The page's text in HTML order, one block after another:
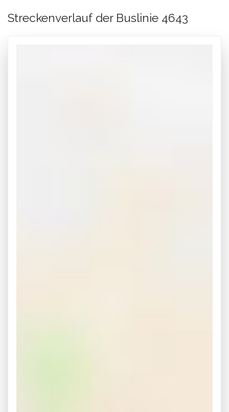
Streckenverlauf der Buslinie 4643